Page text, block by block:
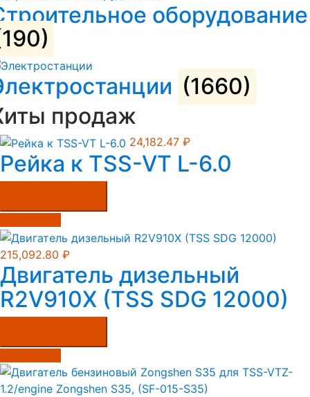
оборудование
(1660)
продаж
24,182.47 ₽
Рейка к TSS-VT L-6.0
215,092.80 ₽
Двигатель дизельный
R2V910X (TSS SDG 12000)